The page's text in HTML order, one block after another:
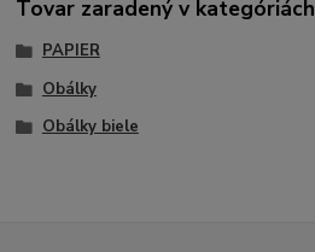
Tovar zaradený v kategóriách
PAPIER
Obálky
Obálky biele